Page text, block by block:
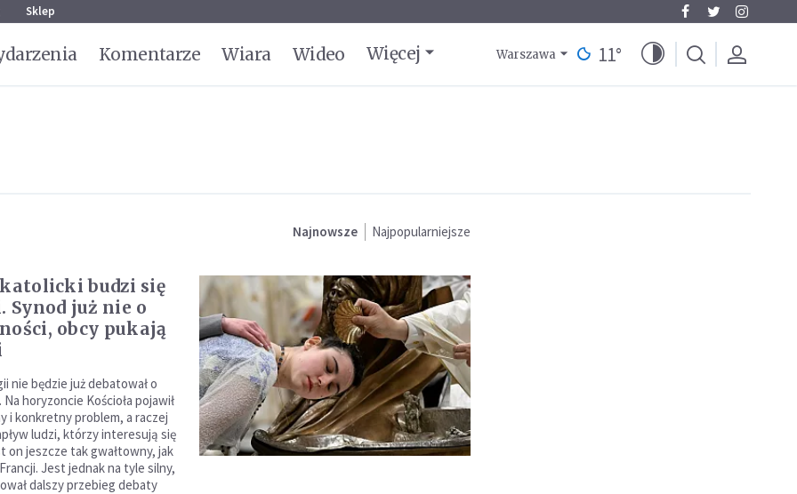
Sklep
Komentarze Wiara Wideo Więcej Warszawa 11°
Najnowsze Najpopularniejsze
katolicki budzi się
Synod już nie o
obcy pukają
nie będzie już debatował o
horyzoncie Kościoła pojawił
i konkretny problem, a raczej
ludzi, którzy interesują się
on jeszcze tak gwałtowny, jak
Jest jednak na tyle silny,
dalszy przebieg debaty